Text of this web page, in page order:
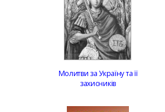
Молитви за Україну та її
захисників